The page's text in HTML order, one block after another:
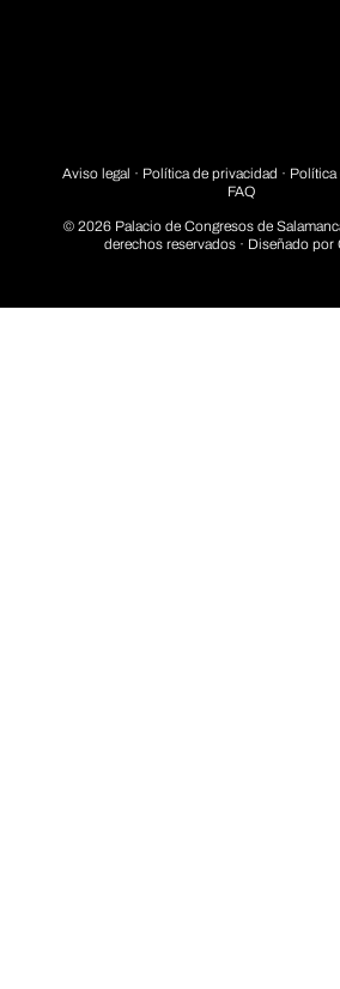
Aviso legal · Política de privacidad ·
FAQ
© 2026 Palacio de Congresos de
derechos reservados · Diseñado por